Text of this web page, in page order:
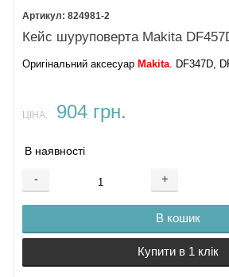
824981-2
Кейс шуруповерта Makita
Оригінальний аксесуар Makita. DF347D,
ЦІНА: 904 грн.
В наявності
- +
В кошик
Купити в 1 клік